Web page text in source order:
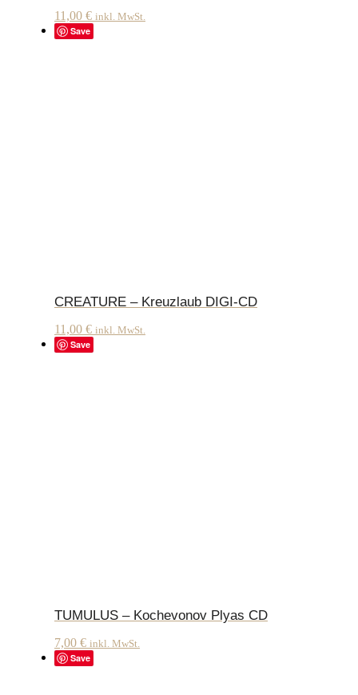
11,00 € inkl. MwSt.
Save
CREATURE – Kreuzlaub DIGI-CD
11,00 € inkl. MwSt.
Save
TUMULUS – Kochevonov Plyas CD
7,00 € inkl. MwSt.
Save